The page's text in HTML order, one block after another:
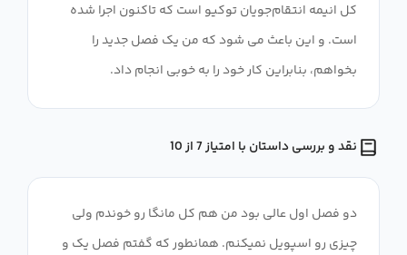
کل انیمه انتقام‌جویان توکیو است که تاکنون اجرا شده
است. و این باعث می شود که من یک فصل جدید را
بخواهم، بنابراین کار خود را به خوبی انجام داد.
نقد و بررسی داستان با امتیاز 7 از 10
دو فصل اول عالی بود من هم کل مانگا رو خوندم ولی
چیزی رو اسپویل نمیکنم. همانطور که گفتم فصل یک و